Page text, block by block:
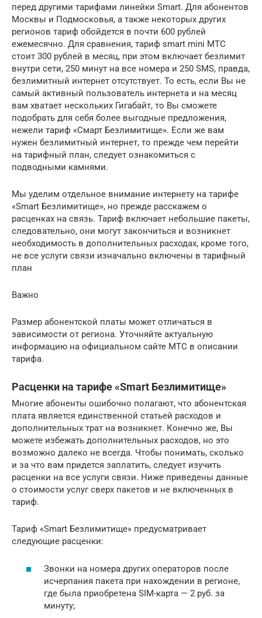
перед другими тарифами линейки Smart. Для абонентов
Москвы и Подмосковья, а также некоторых других
регионов тариф обойдется в почти 600 рублей
ежемесячно. Для сравнения, тариф smart mini МТС
стоит 300 рублей в месяц, при этом включает безлимит
внутри сети, 250 минут на все номера и 250 SMS, правда,
безлимитный интернет отсутствует. То есть, если Вы не
самый активный пользователь интернета и на месяц
вам хватает нескольких Гигабайт, то Вы сможете
подобрать для себя более выгодные предложения,
нежели тариф «Смарт Безлимитище». Если же вам
нужен безлимитный интернет, то прежде чем перейти
на тарифный план, следует ознакомиться с
подводными камнями.
Мы уделим отдельное внимание интернету на тарифе
«Smart Безлимитище», но прежде расскажем о
расценках на связь. Тариф включает небольшие пакеты,
следовательно, они могут закончиться и возникнет
необходимость в дополнительных расходах, кроме того,
не все услуги связи изначально включены в тарифный
план
Важно
Размер абонентской платы может отличаться в
зависимости от региона. Уточняйте актуальную
информацию на официальном сайте МТС в описании
тарифа.
Расценки на тарифе «Smart Безлимитище»
Многие абоненты ошибочно полагают, что абонентская
плата является единственной статьей расходов и
дополнительных трат на возникнет. Конечно же, Вы
можете избежать дополнительных расходов, но это
возможно далеко не всегда. Чтобы понимать, сколько
и за что вам придется заплатить, следует изучить
расценки на все услуги связи. Ниже приведены данные
о стоимости услуг сверх пакетов и не включенных в
тариф.
Тариф «Smart Безлимитище» предусматривает
следующие расценки:
Звонки на номера других операторов после
исчерпания пакета при нахождении в регионе,
где была приобретена SIM-карта — 2 руб. за
минуту;